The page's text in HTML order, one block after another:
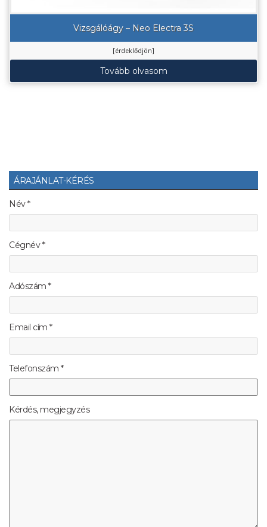
Vizsgálóágy – Neo Electra 3S
[érdeklődjön]
Tovább olvasom
ÁRAJÁNLAT-KÉRÉS
Név *
Cégnév *
Adószám *
Email cím *
Telefonszám *
Kérdés, megjegyzés